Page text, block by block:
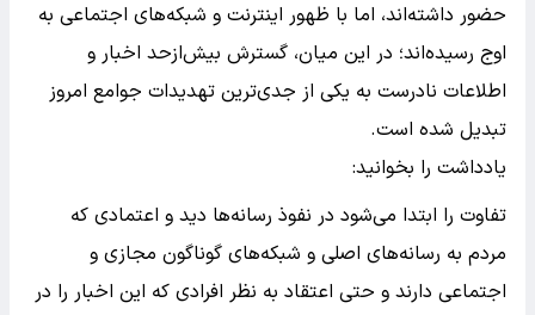
حضور داشته‌اند، اما با ظهور اینترنت و شبکه‌های اجتماعی به
اوج رسیده‌اند؛ در این میان، گسترش بیش‌ازحد اخبار و
اطلاعات نادرست به یکی از جدی‌ترین تهدیدات جوامع امروز
تبدیل شده است.
یادداشت را بخوانید:
تفاوت را ابتدا می‌شود در نفوذ رسانه‌ها دید و اعتمادی که
مردم به رسانه‌های اصلی و شبکه‌های گوناگون مجازی و
اجتماعی دارند و حتی اعتقاد به نظر افرادی که این اخبار را در